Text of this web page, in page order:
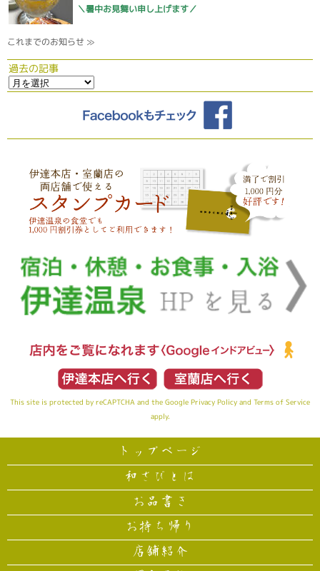
＼暑中お見舞い申し上げます／
これまでのお知らせ ≫
過去の記事
This site is protected by reCAPTCHA and the Google Privacy Policy and Terms of Service
apply.
トップページ
和さびとは
お品書き
お持ち帰り
店舗紹介